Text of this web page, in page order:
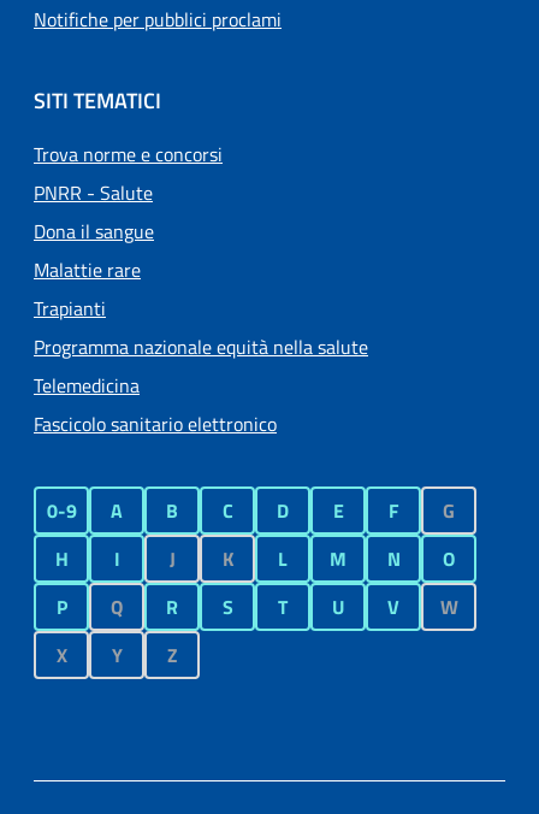
Notifiche per pubblici proclami
SITI TEMATICI
Trova norme e concorsi
PNRR - Salute
Dona il sangue
Malattie rare
Trapianti
Programma nazionale equità nella salute
Telemedicina
Fascicolo sanitario elettronico
0-9 A B C D E F
G
H
I J K L M N
O
P
Q R S T U V
W
X
Y Z